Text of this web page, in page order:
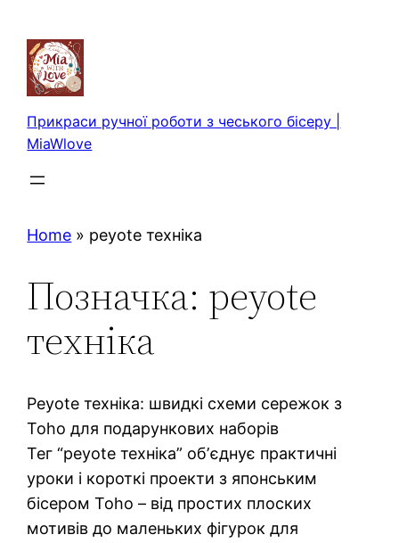
вмісту
Прикраси ручної роботи з чеського бісеру |
MiaWlove
Home » peyote техніка
Позначка: peyote
техніка
Peyote техніка: швидкі схеми сережок з
Toho для подарункових наборів
Тег “peyote техніка” обʼєднує практичні
уроки і короткі проекти з японським
бісером Toho – від простих плоских
мотивів до маленьких фігурок для